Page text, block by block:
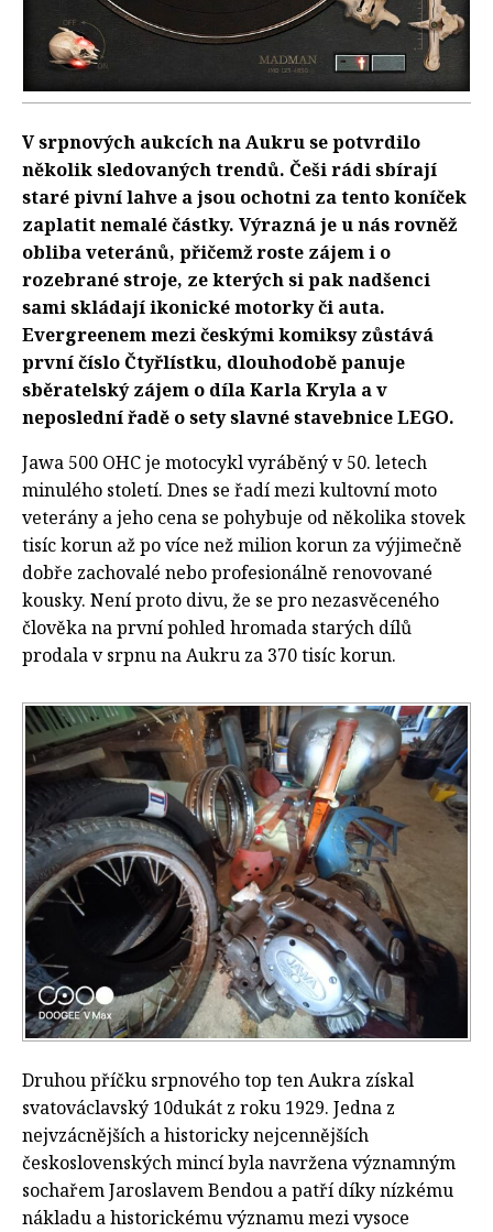
V srpnových aukcích na Aukru se potvrdilo
několik sledovaných trendů. Češi rádi sbírají
staré pivní lahve a jsou ochotni za tento koníček
zaplatit nemalé částky. Výrazná je u nás rovněž
obliba veteránů, přičemž roste zájem i o
rozebrané stroje, ze kterých si pak nadšenci
sami skládají ikonické motorky či auta.
Evergreenem mezi českými komiksy zůstává
první číslo Čtyřlístku, dlouhodobě panuje
sběratelský zájem o díla Karla Kryla a v
neposlední řadě o sety slavné stavebnice LEGO.
Jawa 500 OHC je motocykl vyráběný v 50. letech
minulého století. Dnes se řadí mezi kultovní moto
veterány a jeho cena se pohybuje od několika stovek
tisíc korun až po více než milion korun za výjimečně
dobře zachovalé nebo profesionálně renovované
kousky. Není proto divu, že se pro nezasvěceného
člověka na první pohled hromada starých dílů
prodala v srpnu na Aukru za 370 tisíc korun.
Druhou příčku srpnového top ten Aukra získal
svatováclavský 10dukát z roku 1929. Jedna z
nejvzácnějších a historicky nejcennějších
československých mincí byla navržena významným
sochařem Jaroslavem Bendou a patří díky nízkému
nákladu a historickému významu mezi vysoce